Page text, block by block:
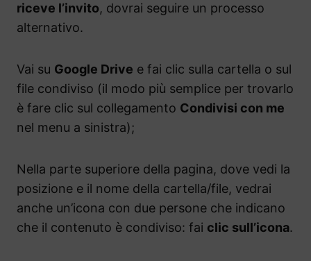
riceve l’invito, dovrai seguire un processo
alternativo.
Vai su Google Drive e fai clic sulla cartella o sul
file condiviso (il modo più semplice per trovarlo
è fare clic sul collegamento Condivisi con me
nel menu a sinistra);
Nella parte superiore della pagina, dove vedi la
posizione e il nome della cartella/file, vedrai
anche un’icona con due persone che indicano
che il contenuto è condiviso: fai clic sull’icona.